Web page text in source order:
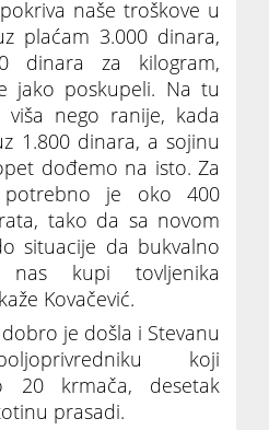
naše troškove u
plaćam 3.000 dinara,
dinara za kilogram,
jako poskupeli. Na tu
nego ranije, kada
1.800 dinara, a sojinu
dođemo na isto. Za
potrebno je oko 400
tako da sa novom
situacije da bukvalno
kupi tovljenika
Kovačević.
je došla i Stevanu
koji
20 krmača, desetak
prasadi.